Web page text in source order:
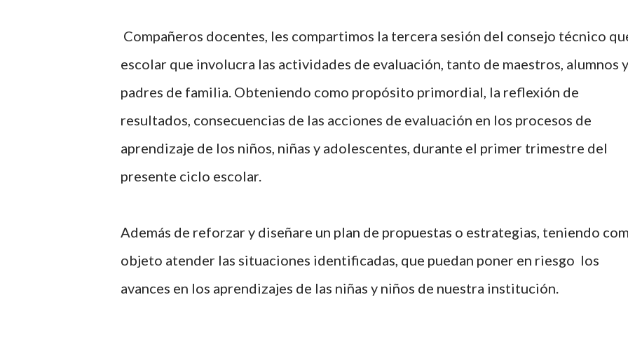
Compañeros docentes, les compartimos la tercera sesión del consejo técnico
escolar que involucra las actividades de evaluación, tanto de maestros, alumnos y
padres de familia. Obteniendo como propósito primordial, la reflexión de
resultados, consecuencias de las acciones de evaluación en los procesos de
aprendizaje de los niños, niñas y adolescentes, durante el primer trimestre del
presente ciclo escolar.
Además de reforzar y diseñare un plan de propuestas o estrategias, teniendo
objeto atender las situaciones identificadas, que puedan poner en riesgo los
avances en los aprendizajes de las niñas y niños de nuestra institución.